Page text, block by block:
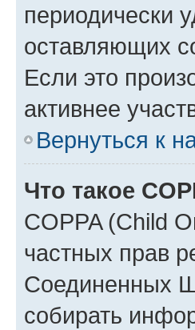
периодически
оставляющих
Если это
активнее
Вернуться к
Что такое
COPPA (Child
частных прав
Соединенных
собирать